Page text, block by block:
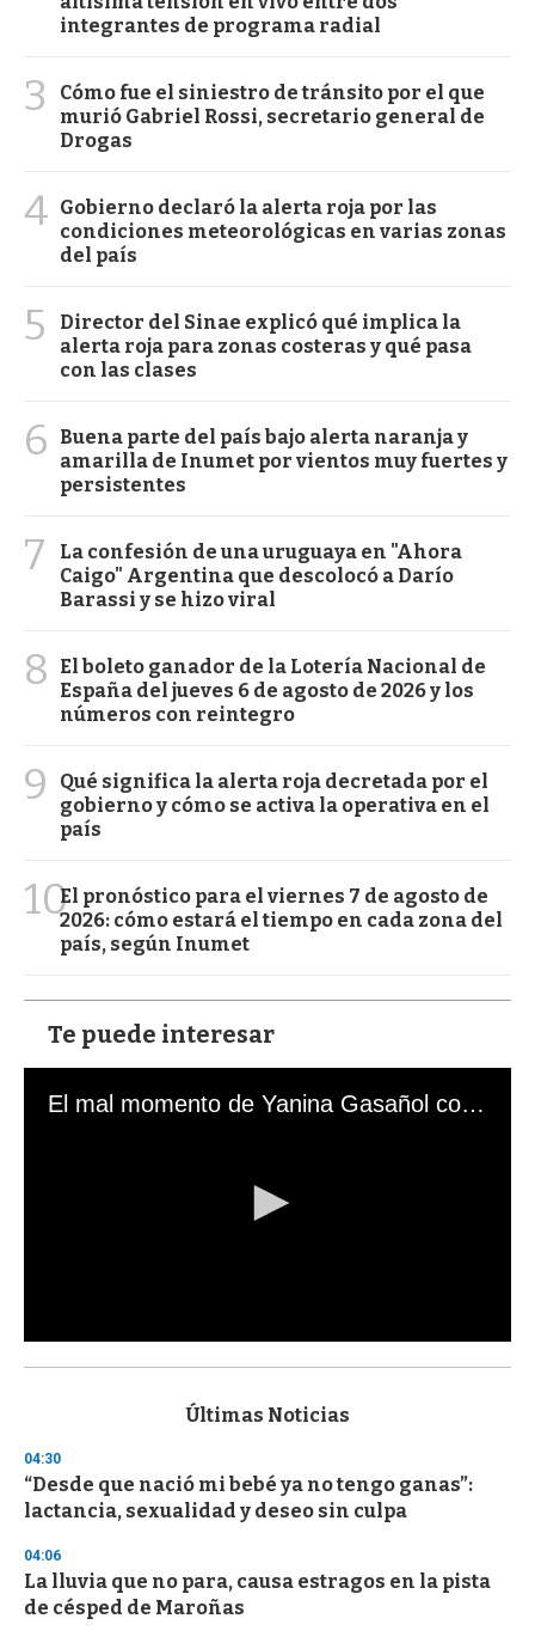
integrantes de programa radial
3
Cómo fue el siniestro de tránsito por el que
murió Gabriel Rossi, secretario general de
Drogas
4 Gobierno declaró la alerta roja por las
condiciones meteorológicas en varias zonas
del país
5
Director del Sinae explicó qué implica la
alerta roja para zonas costeras y qué pasa
con las clases
6
Buena parte del país bajo alerta naranja y
amarilla de Inumet por vientos muy fuertes y
persistentes
7
La confesión de una uruguaya en "Ahora
Caigo" Argentina que descolocó a Darío
Barassi y se hizo viral
8
El boleto ganador de la Lotería Nacional de
España del jueves 6 de agosto de 2026 y los
números con reintegro
9
Qué significa la alerta roja decretada por el
gobierno y cómo se activa la operativa en el
país
10El pronóstico para el viernes 7 de agosto de
2026: cómo estará el tiempo en cada zona del
país, según Inumet
Te puede interesar
El mal momento de Yanina Gasañol con un hincha argentino en "Subrayado"
s
d
s
o
f
3
s
e
c
Últimas Noticias
04:30
“Desde que nació mi bebé ya no tengo ganas”:
lactancia, sexualidad y deseo sin culpa
04:06
La lluvia que no para, causa estragos en la pista
de césped de Maroñas